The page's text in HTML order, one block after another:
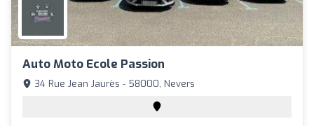
Auto Moto Ecole Passion
34 Rue Jean Jaurès - 58000, Nevers